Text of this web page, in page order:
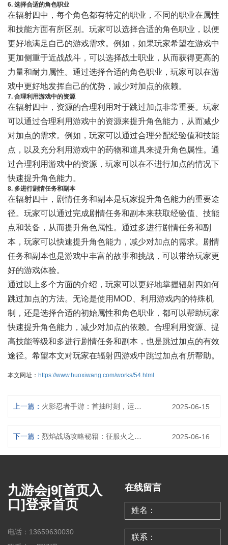
6. 选择合适的角色职业
在辐射四中，每个角色都有特定的职业，不同的职业在属性
和技能方面有所区别。玩家可以选择合适的角色职业，以便
更好地满足自己的游戏需求。例如，如果玩家希望在游戏中
更加侧重于近战战斗，可以选择战士职业，从而获得更高的
力量和耐力属性。通过选择合适的角色职业，玩家可以在游
戏中更好地发挥自己的优势，减少对加点的依赖。
7. 合理利用游戏中的资源
在辐射四中，资源的合理利用对于跳过加点非常重要。玩家
可以通过合理利用游戏中的资源来提升角色能力，从而减少
对加点的需求。例如，玩家可以通过合理分配经验值和技能
点，以及充分利用游戏中的药物和道具来提升角色属性。通
过合理利用游戏中的资源，玩家可以在不进行加点的情况下
快速提升角色能力。
8. 多进行剧情任务和副本
在辐射四中，剧情任务和副本是玩家提升角色能力的重要途
径。玩家可以通过完成剧情任务和副本来获取经验值、技能
点和装备，从而提升角色属性。通过多进行剧情任务和副
本，玩家可以快速提升角色能力，减少对加点的需求。剧情
任务和副本也是游戏中丰富的故事和挑战，可以带给玩家更
好的游戏体验。
通过以上多个方面的介绍，玩家可以更好地掌握辐射四如何
跳过加点的方法。无论是使用MOD、利用游戏内的特殊机
制，还是选择合适的初始属性和角色职业，都可以帮助玩家
快速提升角色能力，减少对加点的依赖。合理利用资源、提
高技能等级和多进行剧情任务和副本，也是跳过加点的有效
途径。希望本文对玩家在辐射四游戏中跳过加点有所帮助。
本文网址： https://www.huoxiwang.com/works/54.html
上一篇： 2025-06-15
下一篇： 2025-06-16
九游会j9[首页入
口]登录首页
电话：13659630030
在线留言